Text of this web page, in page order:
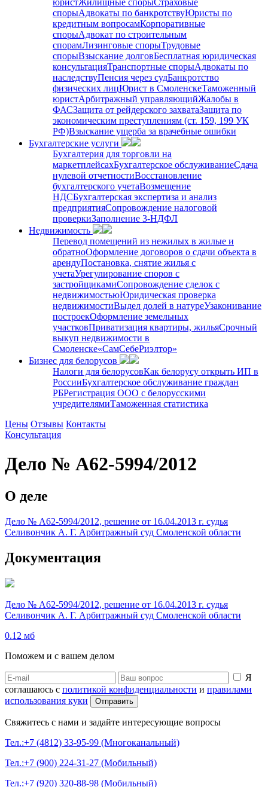
юристЖилищные спорыСтраховые
спорыАдвокаты по банкротствуЮристы по
кредитным вопросамКорпоративные
спорыАдвокат по строительным
спорамЛизинговые спорыТрудовые
спорыВзыскание долговБесплатная юридическая
консультацияТранспортные спорыАдвокаты по
наследствуПенсия через судБанкротство
физических лицЮрист в СмоленскеТаможенный
юристАрбитражный управляющийЖалобы в
ФАСЗащита от рейдерского захватаЗащита по
экономическим преступлениям (ст. 159, 199 УК
РФ)Взыскание ущерба за врачебные ошибки
Бухгалтерские услуги
Бухгалтерия для торговли на
маркетплейсахБухгалтерское обслуживаниеСдача
нулевой отчетностиВосстановление
бухгалтерского учетаВозмещение
НДСБухгалтерская экспертиза и анализ
предприятияСопровождение налоговой
проверкиЗаполнение 3-НДФЛ
Недвижимость
Перевод помещений из нежилых в жилые и
обратноОформление договоров о сдачи объекта в
арендуПостановка, снятие жилья с
учетаУрегулирование споров с
застройщикамиСопровождение сделок с
недвижимостьюЮридическая проверка
недвижимостиВыдел долей в натуреУзаконивание
построекОформление земельных
участковПриватизация квартиры, жильяСрочный
выкуп недвижимости в
Cмоленске«СамСебеРиэлтор»
Бизнес для белорусов
Налоги для белорусовКак белорусу открыть ИП в
РоссииБухгалтерское обслуживание граждан
РБРегистрация ООО с белорусскими
учредителямиТаможенная статистика
Цены Отзывы Контакты
Консультация
Дело № А62-5994/2012
О деле
Дело № А62-5994/2012, решение от 16.04.2013 г. судья
Селивончик А. Г. Арбитражный суд Смоленской области
Документация
Дело № А62-5994/2012, решение от 16.04.2013 г. судья
Селивончик А. Г. Арбитражный суд Смоленской области
0.12 мб
Поможем и с вашем делом
Я
соглашаюсь с политикой конфиденциальности и правилами
использования куки
Свяжитесь с нами и задайте интересующие вопросы
Тел.:+7 (4812) 33-95-99 (Многоканальный)
Тел.:+7 (900) 224-31-27 (Мобильный)
Тел.:+7 (920) 320-88-98 (Мобильный)